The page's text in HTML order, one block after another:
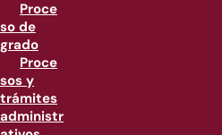
Proce
so de
grado
Proce
sos y
trámites
administr